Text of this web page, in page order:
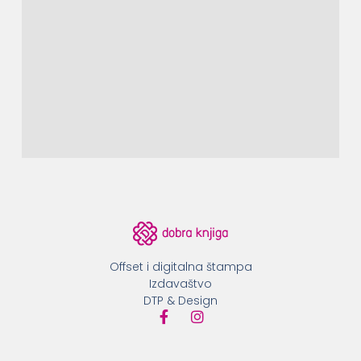
Offset i digitalna štampa
Izdavaštvo
DTP & Design